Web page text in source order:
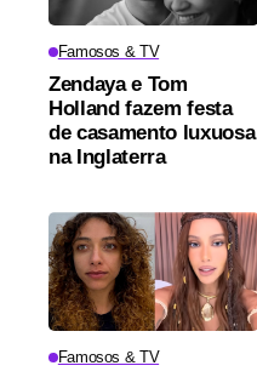
Famosos & TV
Zendaya e Tom
Holland fazem festa
de casamento luxuosa
na Inglaterra
Famosos & TV